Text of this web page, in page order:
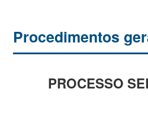
Procedimentos
PROCESSO